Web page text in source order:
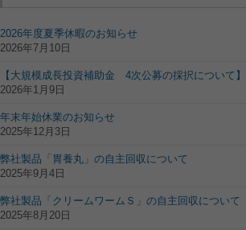
2026年度夏季休暇のお知らせ
2026年7月10日
【大規模成長投資補助金 4次公募の採択について】
2026年1月9日
年末年始休業のお知らせ
2025年12月3日
弊社製品「胃養丸」の自主回収について
2025年9月4日
弊社製品「クリームワームＳ」の自主回収について
2025年8月20日